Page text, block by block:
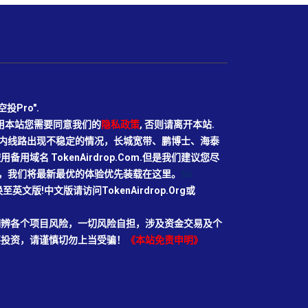
投Pro".
站您需要同意我们的隐私政策, 否则请离开本站.
线路出现不稳定的情况，长城宽带、鹏博士、海泰
备用域名 TokenAirdrop.Com.但是我们建议您尽
们将最新最优的体验优先装载在这里。
英文版!中文版请访问TokenAirdrop.Org或
各个项目风险，一切风险自担，涉及资金交易及个
资，请谨慎切勿上当受骗！
《本站免责申明》